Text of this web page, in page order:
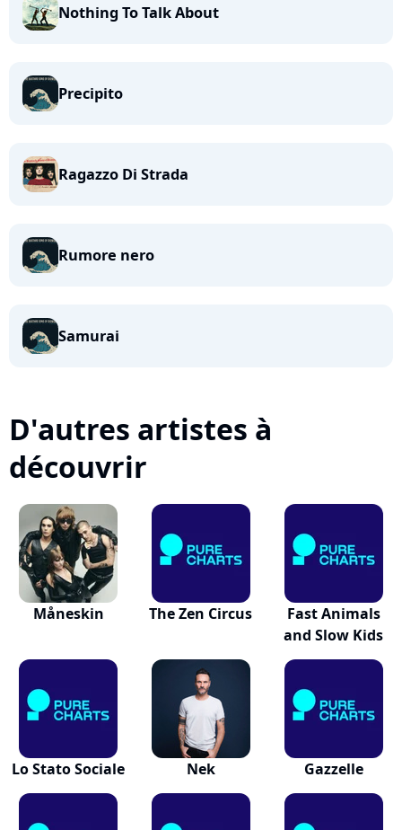
Nothing To Talk About
Precipito
Ragazzo Di Strada
Rumore nero
Samurai
D'autres artistes à
découvrir
Måneskin The Zen Circus
Fast Animals
and Slow Kids
Lo Stato Sociale Nek Gazzelle